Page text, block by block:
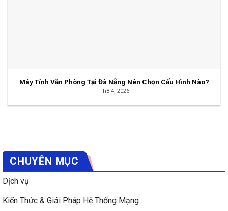
Máy Tính Văn Phòng Tại Đà Nẵng Nên Chọn Cấu Hình Nào?
Th8 4, 2026
CHUYÊN MỤC
Dịch vụ
Kiến Thức & Giải Pháp Hệ Thống Mạng